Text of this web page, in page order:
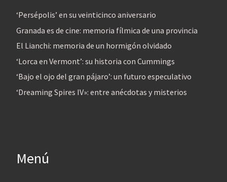
‘Persépolis’ en su veinticinco aniversario
Granada es de cine: memoria fílmica de una provincia
El Lianchi: memoria de un hormigón olvidado
‘Lorca en Vermont’: su historia con Cummings
‘Bajo el ojo del gran pájaro’: un futuro especulativo
‘Dreaming Spires IV»: entre anécdotas y misterios
Menú